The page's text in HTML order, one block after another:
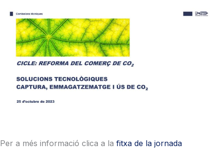
Per a més informació clica a la fitxa de la jornada